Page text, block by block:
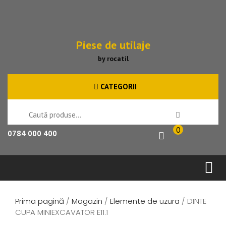
Piese de utilaje
by rocatil
CATEGORII
0784 000 400 0
Prima pagină / Magazin / Elemente de uzura / DINTE
CUPA MINIEXCAVATOR E11.1